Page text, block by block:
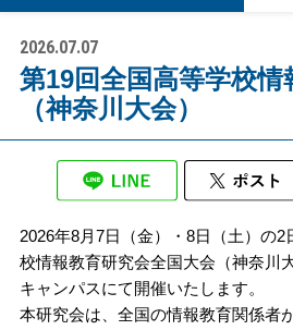
2026.07.07
第19回全国高等学校情
（神奈川大会）
2026年8月7日（金）・8日（土）の
校情報教育研究会全国大会（神奈川
キャンパスにて開催いたします。
本研究会は、全国の情報教育関係者